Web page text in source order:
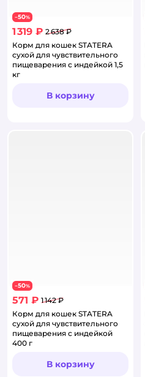
−50%
1 319 ₽ 2 638 ₽
Корм для кошек STATERA
сухой для чувствительного
пищеварения с индейкой 1,5
кг
В корзину
−50%
571 ₽ 1 142 ₽
Корм для кошек STATERA
сухой для чувствительного
пищеварения с индейкой
400 г
В корзину